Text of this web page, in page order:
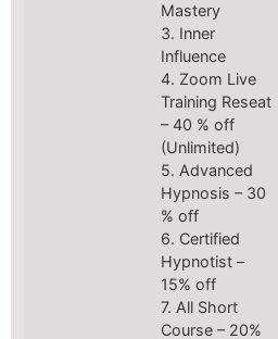
Mastery
3. Inner
Influence
4. Zoom Live
Training Reseat
– 40 % off
(Unlimited)
5. Advanced
Hypnosis – 30
% off
6. Certified
Hypnotist –
15% off
7. All Short
Course – 20%